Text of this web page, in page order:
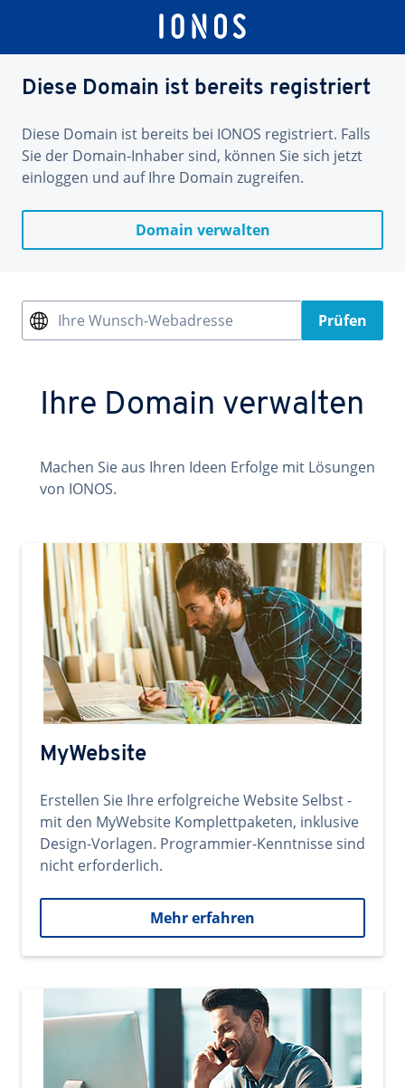
Diese Domain ist bereits registriert
Diese Domain ist bereits bei IONOS registriert. Falls
Sie der Domain-Inhaber sind, können Sie sich jetzt
einloggen und auf Ihre Domain zugreifen.
Domain verwalten
Ihre Wunsch-Webadresse Prüfen
Ihre Domain verwalten
Machen Sie aus Ihren Ideen Erfolge mit Lösungen
von IONOS.
MyWebsite
Erstellen Sie Ihre erfolgreiche Website Selbst -
mit den MyWebsite Komplettpaketen, inklusive
Design-Vorlagen. Programmier-Kenntnisse sind
nicht erforderlich.
Mehr erfahren